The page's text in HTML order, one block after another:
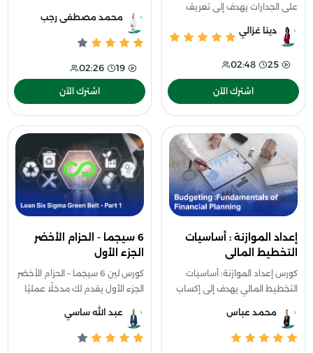
على الجدارات يهدف إلى تعريف
وأهميتها في تطوير الأداء
الاستراتيجية
دينا غزالي
25
02:48
اشترك الآن
إعلانية تحقق نتائج ملموسة، مع
التركيز على إنشاء محتوى أورجانيك
محمد مصطفى رجب
19
02:26
اشترك الآن
إعداد الموازنة : أساسيات
التخطيط المالى
كورس إعداد الموازنة: أساسيات
التخطيط المالي يهدف إلى إكساب
إعداد الموازنات داخل الشركات،
حيث يبدأ بشرح أساسيات الموازنات
محمد عباس
6 سيجما - الحزام الأخضر
الجزء الأول
كورس لين 6 سيجما – الحزام الأخضر
الجزء الأول يقدم لك مدخلًا عمليًا
لفهم مفاهيم الجودة الحديثة
وأساليب التحسين المستمر داخل
المؤسسات، وستتعرف على أساسي
عبد الله ساسي